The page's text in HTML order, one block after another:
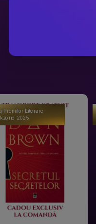
Premilor Literare
2025